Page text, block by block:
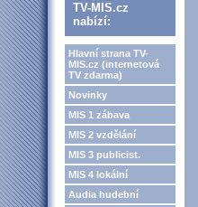
TV-MIS.cz
nabízí:
Hlavní strana TV-
MIS.cz (internetová
TV zdarma)
Novinky
MIS 1 zábava
MIS 2 vzdělání
MIS 3 publicist.
MIS 4 lokální
Audia hudební